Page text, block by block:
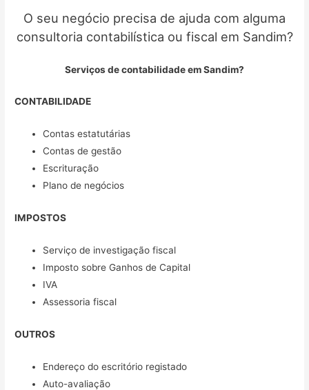
O seu negócio precisa de ajuda com alguma
consultoria contabilística ou fiscal em Sandim?
Serviços de contabilidade em Sandim?
CONTABILIDADE
Contas estatutárias
Contas de gestão
Escrituração
Plano de negócios
IMPOSTOS
Serviço de investigação fiscal
Imposto sobre Ganhos de Capital
IVA
Assessoria fiscal
OUTROS
Endereço do escritório registado
Auto-avaliação